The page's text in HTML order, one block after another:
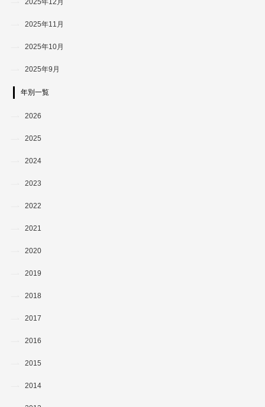
2025年12月
2025年11月
2025年10月
2025年9月
年別一覧
2026
2025
2024
2023
2022
2021
2020
2019
2018
2017
2016
2015
2014